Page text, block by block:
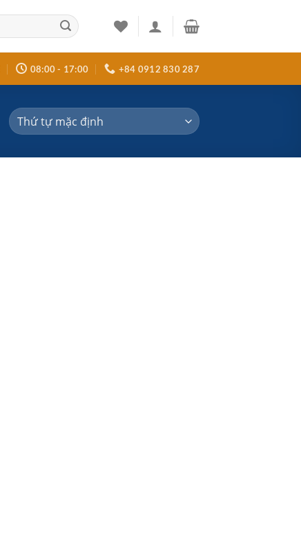
08:00 - 17:00 +84 0912 830 287